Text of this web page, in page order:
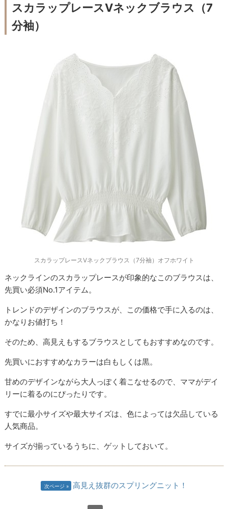
スカラップレースVネックブラウス（7
分袖）
スカラップレースVネックブラウス（7分袖）オフホワイト
ネックラインのスカラップレースが印象的なこのブラウスは、
先買い必須No.1アイテム。
トレンドのデザインのブラウスが、この価格で手に入るのは、
かなりお値打ち！
そのため、高見えもするブラウスとしてもおすすめなのです。
先買いにおすすめなカラーは白もしくは黒。
甘めのデザインながら大人っぽく着こなせるので、ママがデイ
リーに着るのにぴったりです。
すでに最小サイズや最大サイズは、色によっては欠品している
人気商品。
サイズが揃っているうちに、ゲットしておいて。
次ページ 高見え抜群のスプリングニット！